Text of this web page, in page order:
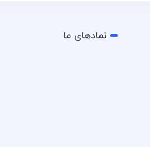
نمادهای ما